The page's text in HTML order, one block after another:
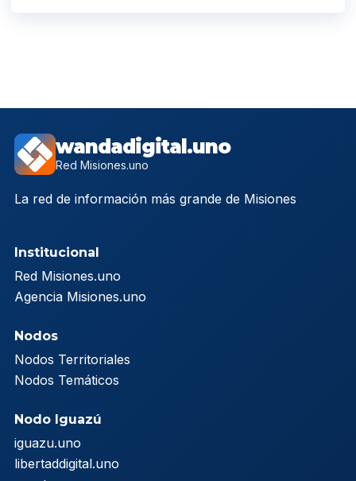
wandadigital.uno
Red Misiones.uno
La red de información más grande de Misiones
Institucional
Red Misiones.uno
Agencia Misiones.uno
Nodos
Nodos Territoriales
Nodos Temáticos
Nodo Iguazú
iguazu.uno
libertaddigital.uno